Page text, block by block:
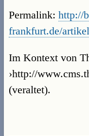
Permalink: http://
frankfurt.de/
Im Kontext von
›http://
(veraltet).